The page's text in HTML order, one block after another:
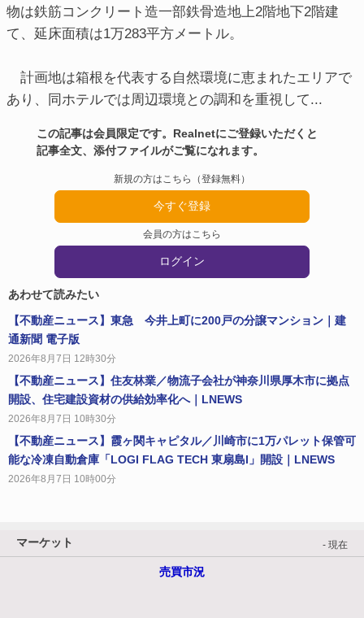
物は鉄筋コンクリート造一部鉄骨造地上2階地下2階建
て、延床面積は1万283平方メートル。
計画地は箱根を代表する自然環境に恵まれたエリアで
あり、同ホテルでは周辺環境との調和を重視して...
この記事は会員限定です。Realnetにご登録いただくと
記事全文、添付ファイルがご覧になれます。
新規の方はこちら（登録無料）
今すぐ登録
会員の方はこちら
ログイン
あわせて読みたい
【不動産ニュース】東急 今井上町に200戸の分譲マンション｜建
通新聞 電子版
2026年8月7日 12時30分
【不動産ニュース】住友林業／物流子会社が神奈川県厚木市に拠点
開設、住宅建設資材の供給効率化へ｜LNEWS
2026年8月7日 10時30分
【不動産ニュース】霞ヶ関キャピタル／川崎市に1万パレット保管可
能な冷凍自動倉庫「LOGI FLAG TECH 東扇島I」開設｜LNEWS
2026年8月7日 10時00分
マーケット - 現在
売買市況